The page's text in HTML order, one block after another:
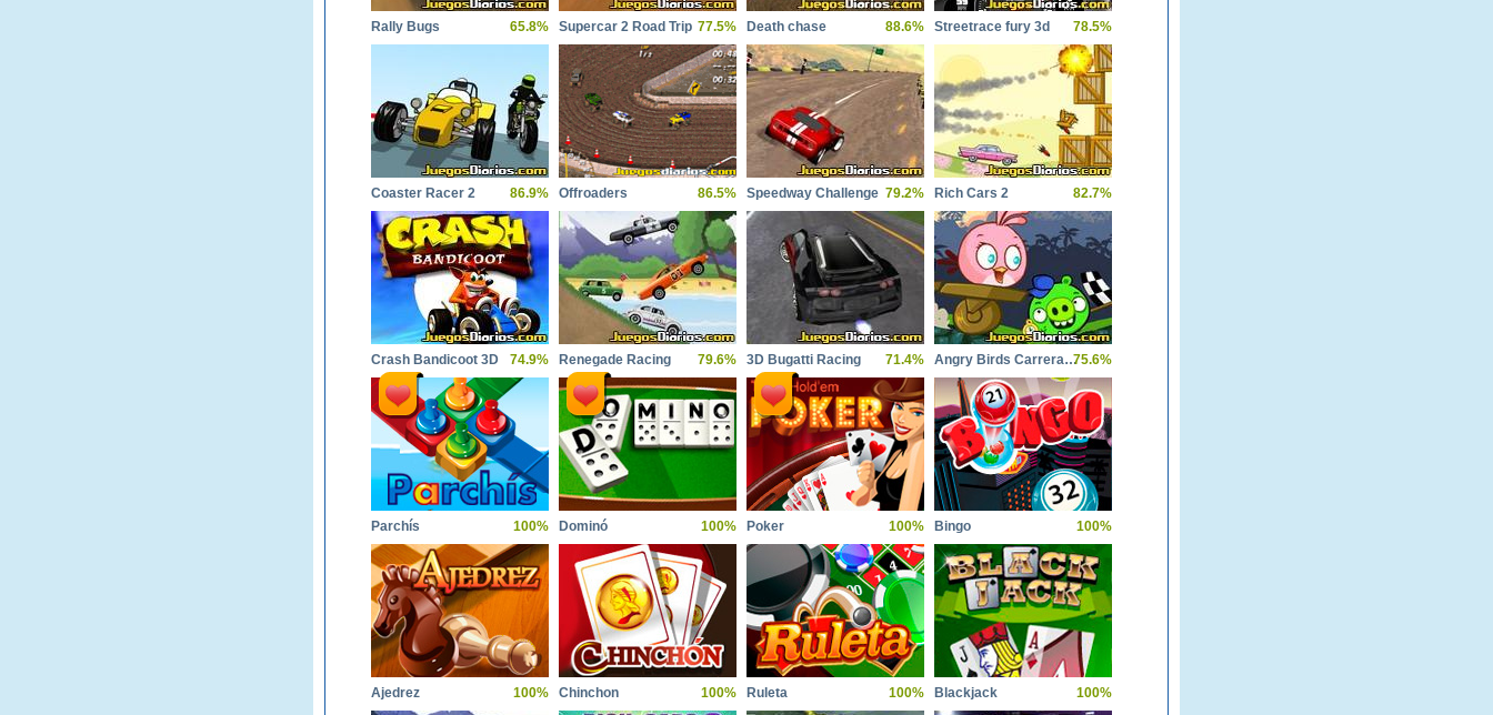
Rally Bugs 65.8% Supercar 2 Road Trip 77.5% Death chase 88.6% Streetrace fury 3d 78.5%
Coaster Racer 2 86.9% Offroaders 86.5% Speedway Challenge 79.2% Rich Cars 2 82.7%
Crash Bandicoot 3D 74.9% Renegade Racing 79.6% 3D Bugatti Racing 71.4% Angry Birds Carrera Loca75.6%
Parchís 100% Dominó 100% Poker 100% Bingo 100%
Ajedrez 100% Chinchon 100% Ruleta 100% Blackjack 100%